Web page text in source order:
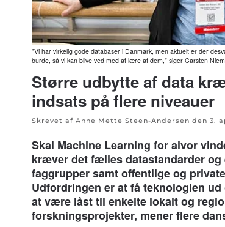
"Vi har virkelig gode databaser i Danmark, men aktuelt er der
burde, så vi kan blive ved med at lære af dem," siger Carsten
Større udbytte af data
indsats på flere niveauer
Skrevet af Anne Mette Steen-Andersen den 3.
Skal Machine Learning for alvor
kræver det fælles datastandarder
faggrupper samt offentlige og
Udfordringen er at få teknologien
at være låst til enkelte lokalt og
forskningsprojekter, mener flere